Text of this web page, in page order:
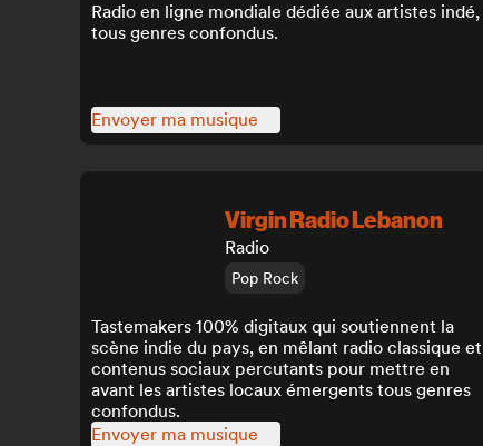
Radio en ligne mondiale dédiée aux artistes indé,
tous genres confondus.
Envoyer ma musique
Virgin Radio Lebanon
Radio
Pop Rock
Tastemakers 100% digitaux qui soutiennent la
scène indie du pays, en mêlant radio classique et
contenus sociaux percutants pour mettre en
avant les artistes locaux émergents tous genres
confondus.
Envoyer ma musique